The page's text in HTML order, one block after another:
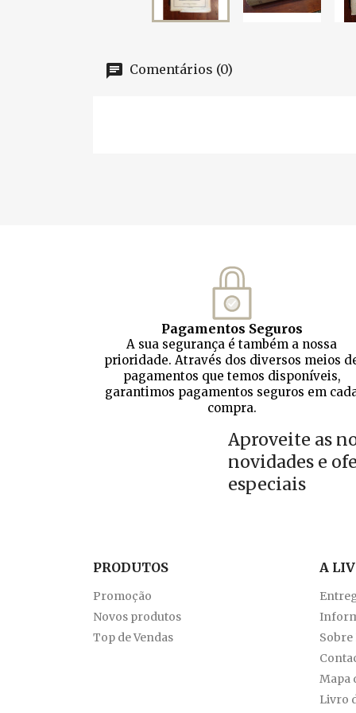
Comentários (0)
Pagamentos Seguros
A sua segurança é também a nossa
prioridade. Através dos diversos meios
pagamentos que temos disponíveis,
garantimos pagamentos seguros em
compra.
Aproveite as
novidades e
especiais
PRODUTOS
Promoção
Novos produtos
Top de Vendas
A
Sobre
Mapa
Livro